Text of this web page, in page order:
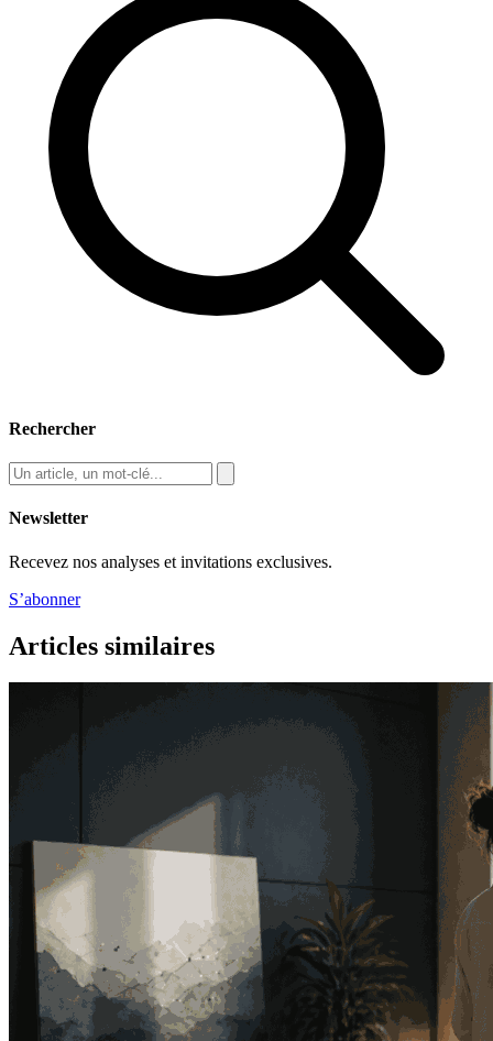
Rechercher
Newsletter
Recevez nos analyses et invitations exclusives.
S’abonner
Articles similaires